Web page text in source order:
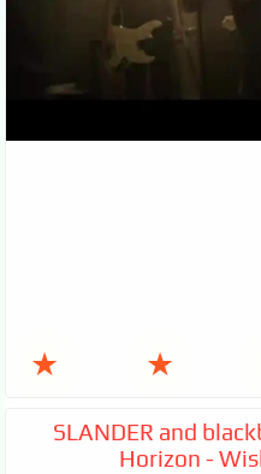
★ ★
SLANDER and
Horizon -